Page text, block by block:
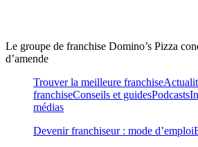
Le groupe de franchise Domino’s Pizza
d’amende
Trouver la meilleure franchise
franchiseConseils et guidesPodcasts
médias
Devenir franchiseur : mode d’emploi